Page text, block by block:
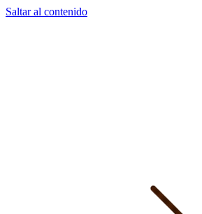
Saltar al contenido